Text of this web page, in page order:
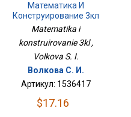
Математика И
Конструирование 3кл
Matematika i
konstruirovanie 3kl ,
Volkova S. I.
Волкова С. И.
Артикул: 1536417
$17.16